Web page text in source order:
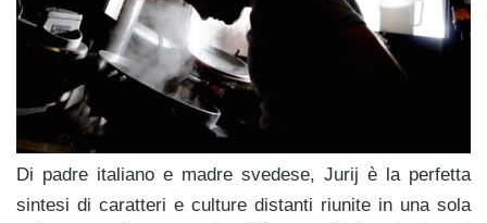
Di padre italiano e madre svedese, Jurij è la perfetta
sintesi di caratteri e culture distanti riunite in una sola